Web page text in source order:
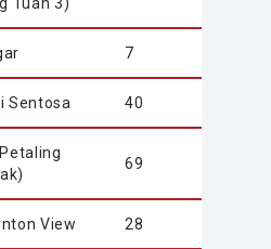
7
Sentosa 40
69
View 28